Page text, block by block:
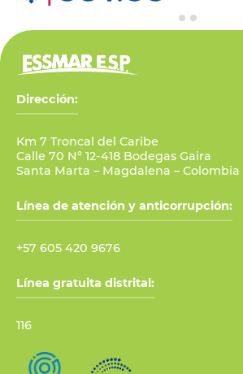
Dirección:
Km 7 Troncal del Caribe
Calle 70 N° 12-418 Bodegas Gaira
Santa Marta – Magdalena – Colombia
Línea de atención y anticorrupción:
+57 605 420 9676
Línea gratuita distrital:
116